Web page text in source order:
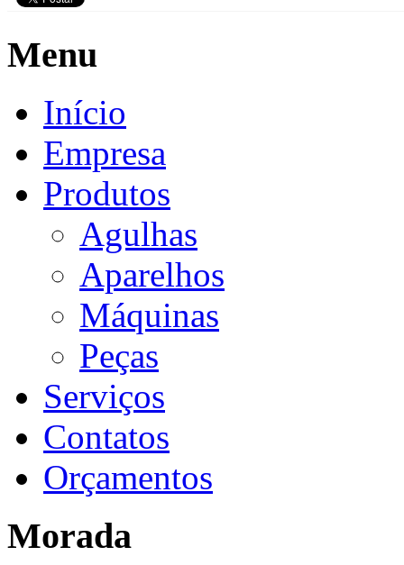
Menu
Início
Empresa
Produtos
Agulhas
Aparelhos
Máquinas
Peças
Serviços
Contatos
Orçamentos
Morada